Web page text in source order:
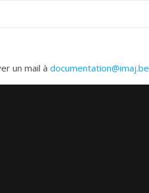
un mail à documentation@imaj.be